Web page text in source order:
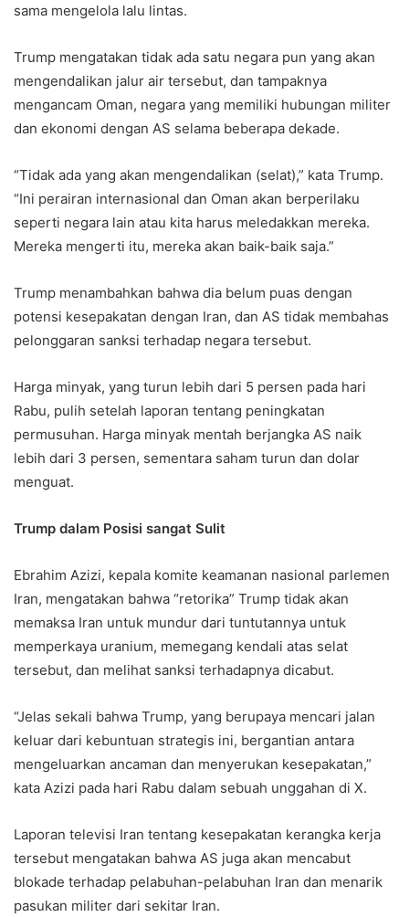
sama mengelola lalu lintas.
Trump mengatakan tidak ada satu negara pun yang akan
mengendalikan jalur air tersebut, dan tampaknya
mengancam Oman, negara yang memiliki hubungan militer
dan ekonomi dengan AS selama beberapa dekade.
“Tidak ada yang akan mengendalikan (selat),” kata Trump.
“Ini perairan internasional dan Oman akan berperilaku
seperti negara lain atau kita harus meledakkan mereka.
Mereka mengerti itu, mereka akan baik-baik saja.”
Trump menambahkan bahwa dia belum puas dengan
potensi kesepakatan dengan Iran, dan AS tidak membahas
pelonggaran sanksi terhadap negara tersebut.
Harga minyak, yang turun lebih dari 5 persen pada hari
Rabu, pulih setelah laporan tentang peningkatan
permusuhan. Harga minyak mentah berjangka AS naik
lebih dari 3 persen, sementara saham turun dan dolar
menguat.
Trump dalam Posisi sangat Sulit
Ebrahim Azizi, kepala komite keamanan nasional parlemen
Iran, mengatakan bahwa “retorika” Trump tidak akan
memaksa Iran untuk mundur dari tuntutannya untuk
memperkaya uranium, memegang kendali atas selat
tersebut, dan melihat sanksi terhadapnya dicabut.
“Jelas sekali bahwa Trump, yang berupaya mencari jalan
keluar dari kebuntuan strategis ini, bergantian antara
mengeluarkan ancaman dan menyerukan kesepakatan,”
kata Azizi pada hari Rabu dalam sebuah unggahan di X.
Laporan televisi Iran tentang kesepakatan kerangka kerja
tersebut mengatakan bahwa AS juga akan mencabut
blokade terhadap pelabuhan-pelabuhan Iran dan menarik
pasukan militer dari sekitar Iran.